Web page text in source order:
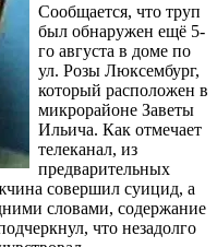
Сообщается, что труп
был обнаружен ещё 5-
го августа в доме по
ул. Розы Люксембург,
который расположен в
микрорайоне Заветы
Ильича. Как отмечает
телеканал, из
предварительных
совершил суицид, а
словами, содержание
что незадолго